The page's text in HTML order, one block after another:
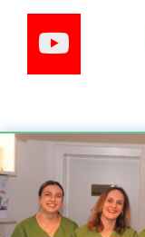
Zum Inhalt